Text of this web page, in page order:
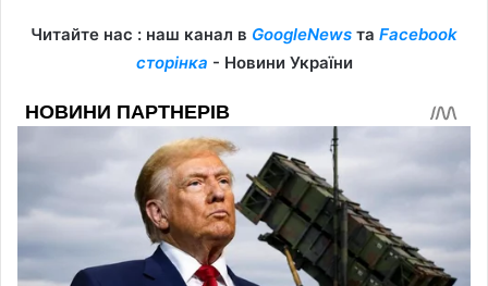
Читайте нас : наш канал в GoogleNews та Facebook
сторінка - Новини України